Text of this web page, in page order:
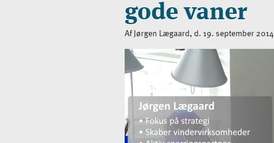
gode vaner
Af Jørgen Lægaard, d. 19. september 2014